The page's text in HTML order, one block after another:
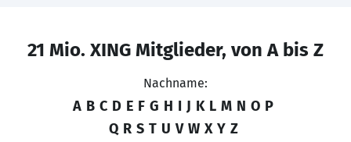
21 Mio. XING Mitglieder, von A bis Z
Nachname:
A B C D E F G H I J K L M N O P
Q R S T U V W X Y Z